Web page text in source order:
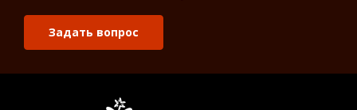
Задать вопрос